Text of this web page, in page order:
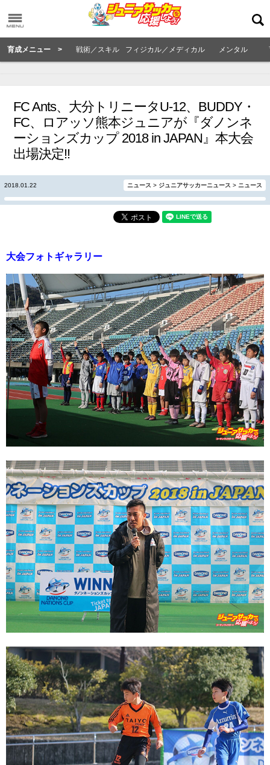
育成メニュー > 戦術／スキル フィジカル／メディカル メンタル
FC Ants、大分トリニータU-12、BUDDY・
FC、ロアッソ熊本ジュニアが『ダノンネ
ーションズカップ 2018 in JAPAN』本大会
出場決定!!
2018.01.22 ニュース > ジュニアサッカーニュース > ニュース
大会フォトギャラリー